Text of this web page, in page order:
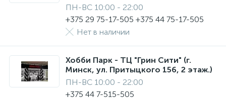
ПН-ВС 10:00 - 22:00
+375 29 75-17-505 +375 44 75-17-505
Нет в наличии
Хобби Парк - ТЦ "Грин Сити" (г.
Минск, ул. Притыцкого 156, 2 этаж.)
ПН-ВС 10:00 - 22:00
+375 44 7-515-505